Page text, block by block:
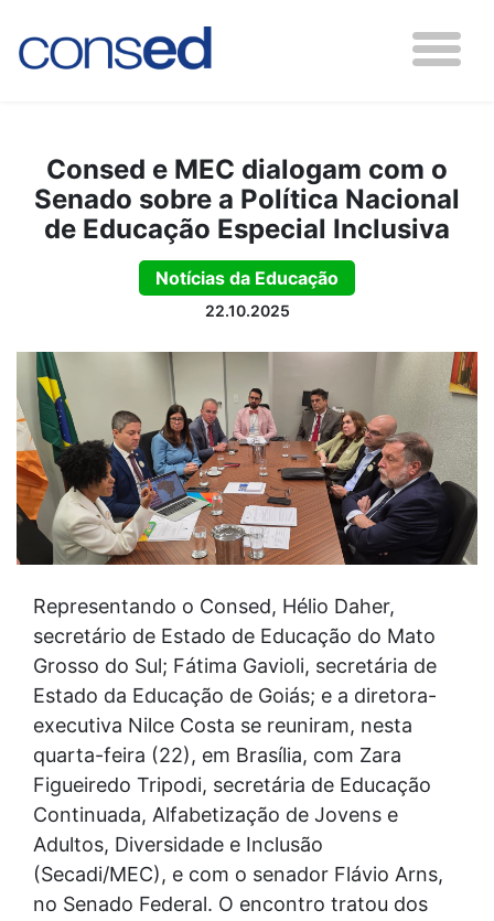
Consed e MEC dialogam com o
Senado sobre a Política Nacional
de Educação Especial Inclusiva
Notícias da Educação
22.10.2025
Representando o Consed, Hélio Daher,
secretário de Estado de Educação do Mato
Grosso do Sul; Fátima Gavioli, secretária de
Estado da Educação de Goiás; e a diretora-
executiva Nilce Costa se reuniram, nesta
quarta-feira (22), em Brasília, com Zara
Figueiredo Tripodi, secretária de Educação
Continuada, Alfabetização de Jovens e
Adultos, Diversidade e Inclusão
(Secadi/MEC), e com o senador Flávio Arns,
no Senado Federal. O encontro tratou dos